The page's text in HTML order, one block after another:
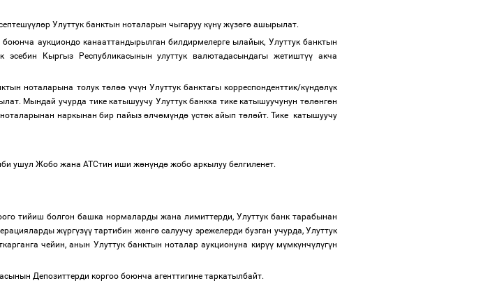
үүлөр Улуттук банктын ноталарын чыгаруу күнү жүзөгө ашырылат.
аукциондо канааттандырылган билдирмелерге ылайык, Улуттук банктын
к эсебин Кыргыз Республикасынын улуттук валютадасындагы жетиштүү акча
ноталарына толук төлөө үчүн Улуттук банктагы корреспонденттик/күндөлүк
Мындай учурда тике катышуучу Улуттук банкка тике катышуучунун төлөнгөн
ноталарынан наркынан бир пайызөлчөмүндө үстөк айып төлөйт. Тике катышуучу
ушул Жобо жана АТСтин иши жөнүндө жобо аркылуу белгиленет.
тийиш болгон башка нормаларды жана лимиттерди, Улуттук банк тарабынан
жүргүзүү тартибин жөнгөсалуучу эрежелерди бузган учурда, Улуттук
чейин, анын Улуттук банктын ноталар аукционуна кирүүмүмкүнчүлүгүн
Депозиттерди коргоо боюнча агенттигине таркатылбайт.